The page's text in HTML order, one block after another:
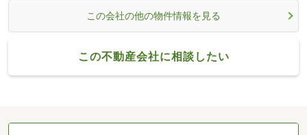
この会社の他の物件情報を見る
この不動産会社に相談したい